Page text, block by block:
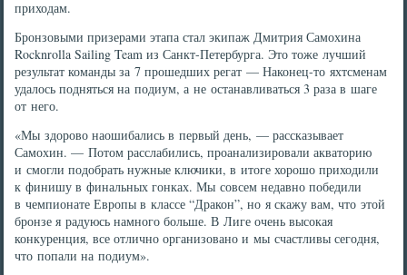
приходам.
Бронзовыми призерами этапа стал экипаж Дмитрия Самохина
Rocknrolla Sailing Team из Санкт-Петербурга. Это тоже лучший
результат команды за 7 прошедших регат — Наконец-то яхтсменам
удалось подняться на подиум, а не останавливаться 3 раза в шаге
от него.
«Мы здорово наошибались в первый день, — рассказывает
Самохин. — Потом расслабились, проанализировали акваторию
и смогли подобрать нужные ключики, в итоге хорошо приходили
к финишу в финальных гонках. Мы совсем недавно победили
в чемпионате Европы в классе “Дракон”, но я скажу вам, что этой
бронзе я радуюсь намного больше. В Лиге очень высокая
конкуренция, все отлично организовано и мы счастливы сегодня,
что попали на подиум».